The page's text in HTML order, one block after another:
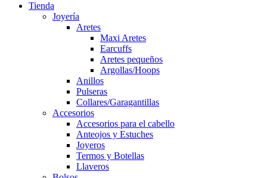
Tienda
Joyería
Aretes
Maxi Aretes
Earcuffs
Aretes pequeños
Argollas/Hoops
Anillos
Pulseras
Collares/Garagantillas
Accesorios
Accesorios para el cabello
Anteojos y Estuches
Joyeros
Termos y Botellas
Llaveros